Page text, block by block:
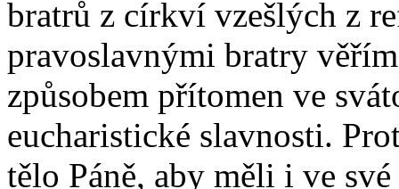
bratrů z církví vzešlých z
pravoslavnými bratry
způsobem přítomen ve
eucharistické slavnosti.
tělo Páně, aby měli i ve